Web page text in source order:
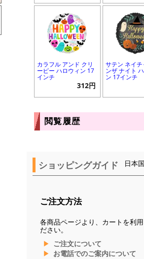
カラフル アンド クリ
ーピー ハロウィン 17
インチ
312円
サテン ネイチ
ンザ ナイト
ン 17インチ
閲覧履歴
ショッピングガイド 日本
ご注文方法
各商品ページより、カートを利
ださい。
ご注文について
お電話でのご案内について